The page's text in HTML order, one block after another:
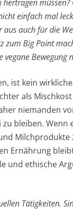
einfach mal
auch für die
zum Big Point
Bewegung
ist kein
als
niemanden
bleiben. Wenn
Ernährung
und ethische
Tätigkeiten.